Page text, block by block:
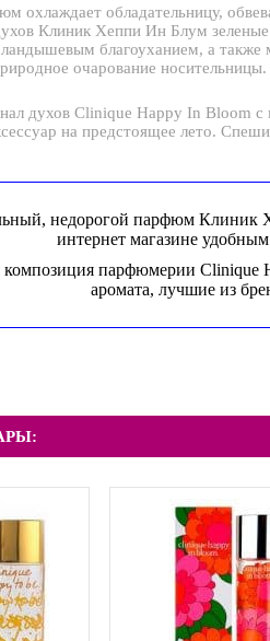
охлаждает обладательницу,
Клиник Хеппи Ин Блум
благоуханием, а
очарование носительницы.
духов Clinique Happy In Bloom
на предстоящее лето.
недорогой парфюм Клиник
интернет магазине
композиция парфюмерии Clinique
аромата, лучшие из